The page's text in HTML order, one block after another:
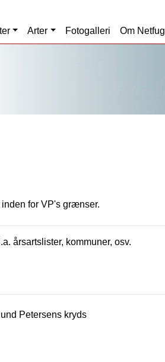
Arter Fotogalleri Om Netfugl
inden for VP's grænser.
årsartslister, kommuner, osv.
Petersens kryds